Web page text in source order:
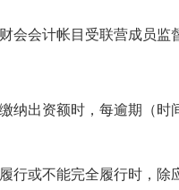
会会计帐目受联营成员监
纳出资额时，每逾期（时
行或不能完全履行时，除